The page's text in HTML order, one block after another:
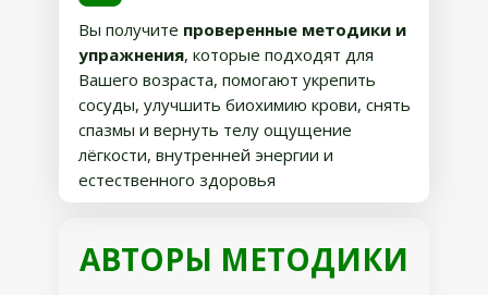
АВТОРЫ МЕТОДИКИ
Вы получите проверенные методики и
упражнения, которые подходят для
Вашего возраста, помогают укрепить
сосуды, улучшить биохимию крови, снять
спазмы и вернуть телу ощущение
лёгкости, внутренней энергии и
естественного здоровья